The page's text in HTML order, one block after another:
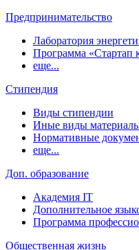
Предпринимательство
Лаборатория
Программа «Стартап
еще...
Стипендия
Виды стипендии
Иные виды
Нормативные
еще...
Доп. образование
Академия IT
Дополнительное
Программа
Общественная жизнь